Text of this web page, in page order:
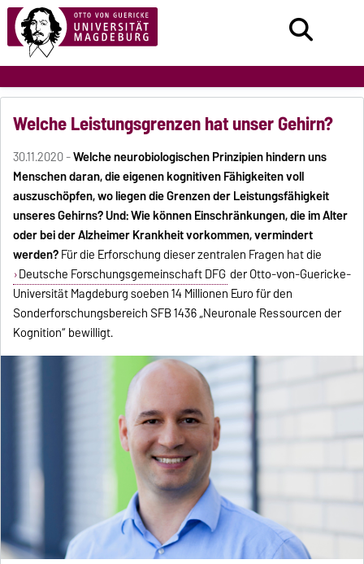
Welche Leistungsgrenzen hat unser Gehirn?
30.11.2020 -Welche neurobiologischen Prinzipien hindern uns
Menschen daran, die eigenen kognitiven Fähigkeiten voll
auszuschöpfen, wo liegen die Grenzen der Leistungsfähigkeit
unseres Gehirns? Und: Wie können Einschränkungen, die im Alter
oder bei der Alzheimer Krankheit vorkommen, vermindert
werden?Für die Erforschung dieser zentralen Fragen hat die
Deutsche Forschungsgemeinschaft DFG der Otto-von-Guericke-
Universität Magdeburg soeben 14 Millionen Euro für den
Sonderforschungsbereich SFB 1436 „Neuronale Ressourcen der
Kognition“ bewilligt.